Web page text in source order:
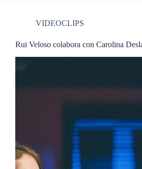
VIDEOCLIPS
Rui Veloso colabora con Carolina